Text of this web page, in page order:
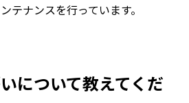
テナンスを行っています。
について教えてくだ